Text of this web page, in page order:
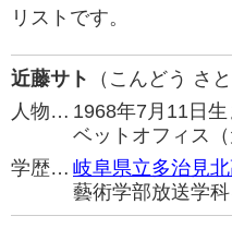
リストです。
近藤サト
（こんどう さと
人物… 1968年7月11日
ベットオフィス（
学歴… 岐阜県立多治見
藝術学部放送学